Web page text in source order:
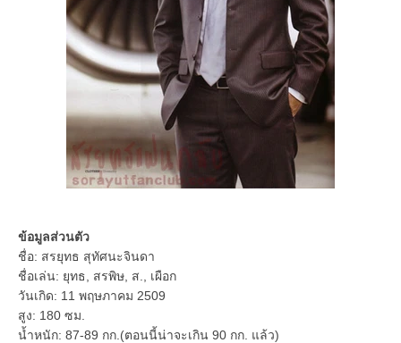
ข้อมูลส่วนตัว
ชื่อ: สรยุทธ สุทัศนะจินดา
ชื่อเล่น: ยุทธ, สรพิษ, ส., เผือก
วันเกิด: 11 พฤษภาคม 2509
สูง: 180 ซม.
น้ำหนัก: 87-89 กก.(ตอนนี้น่าจะเกิน 90 กก. แล้ว)